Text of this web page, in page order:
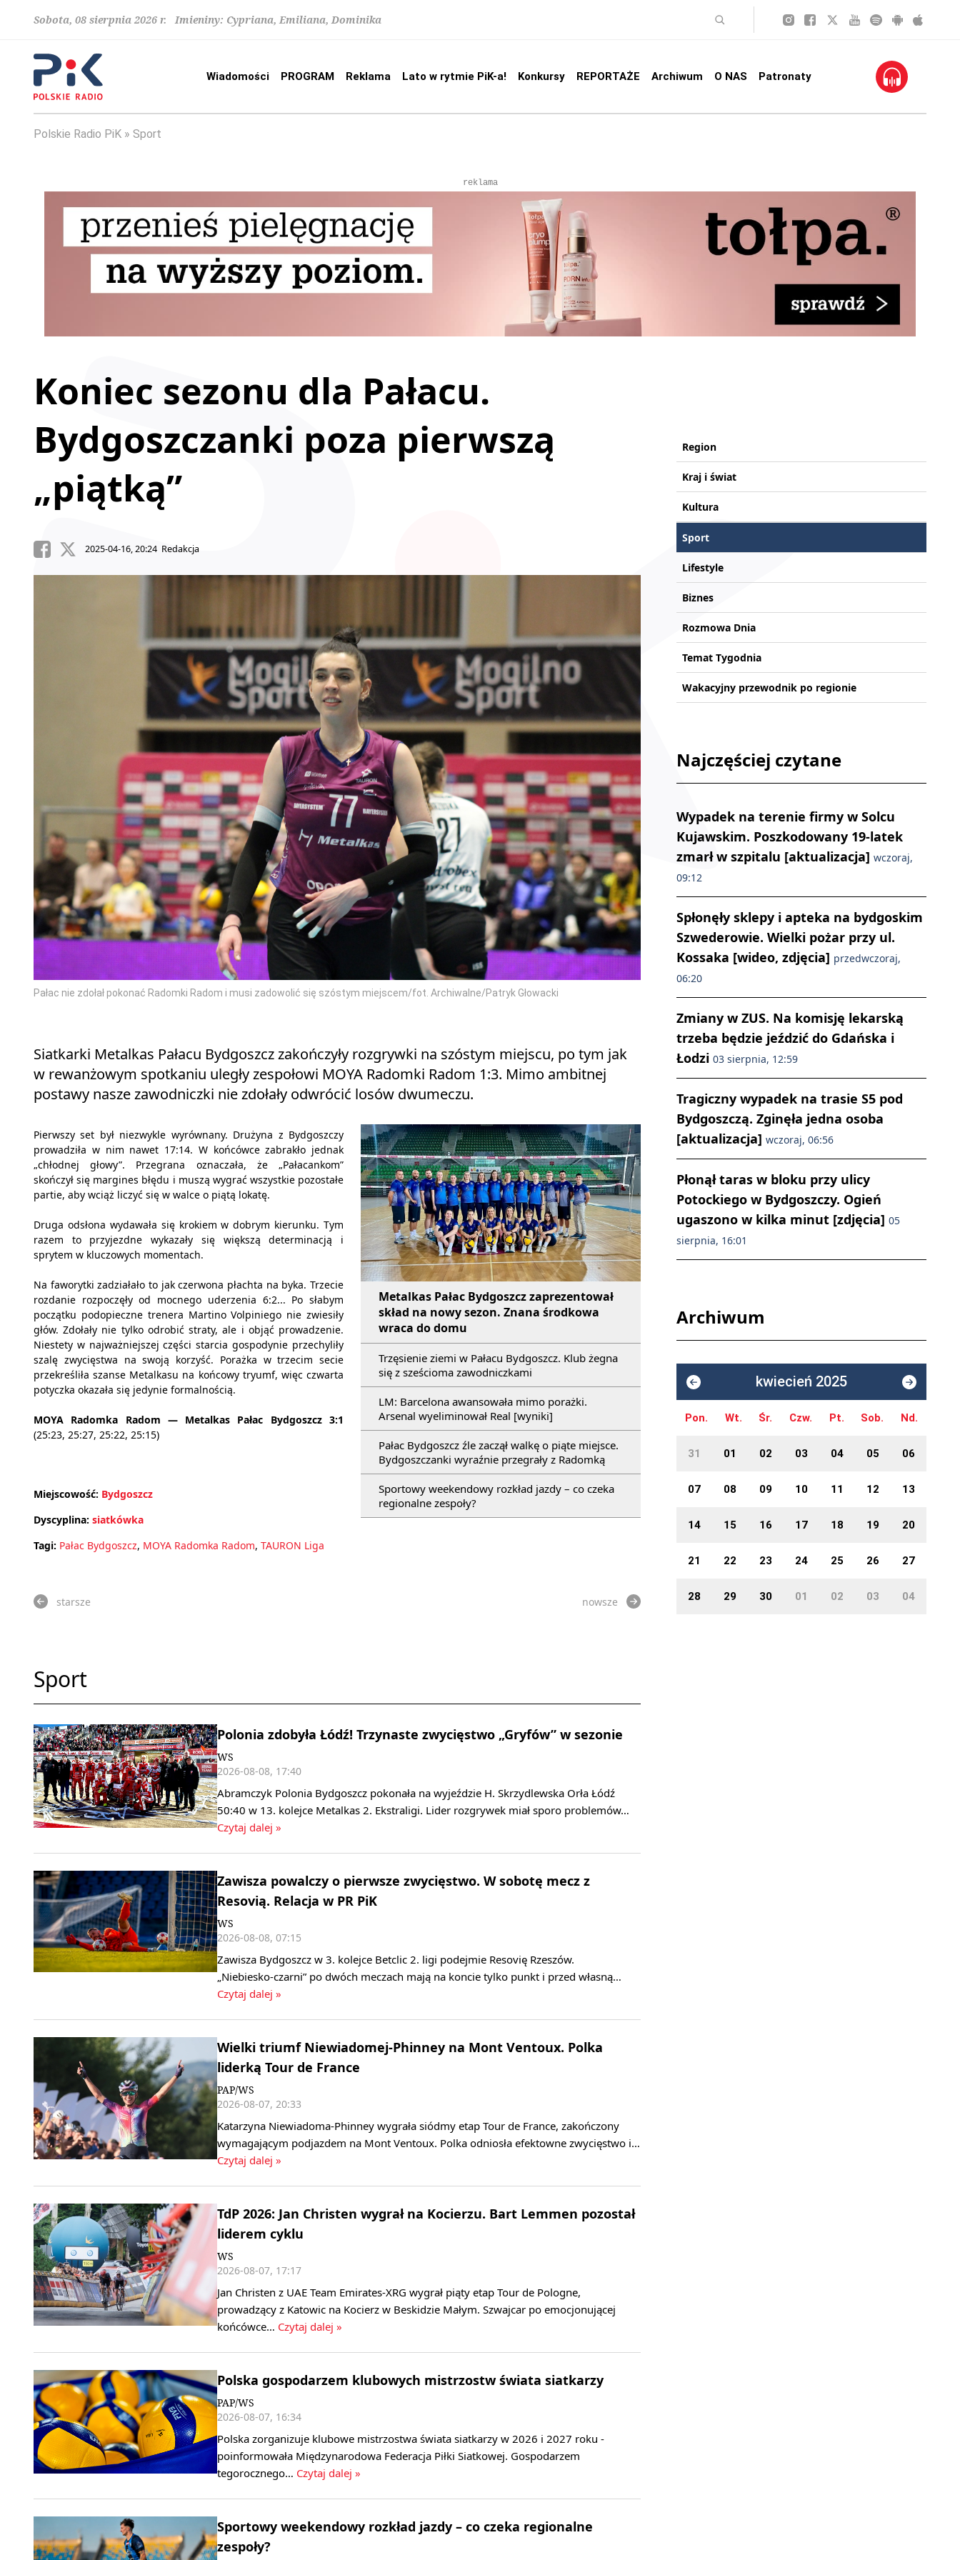
Sobota, 08 sierpnia 2026 r. Imieniny: Cypriana, Emiliana, Dominika
Wiadomości PROGRAM Reklama Lato w rytmie PiK-a! Konkursy REPORTAŻE Archiwum O NAS Patronaty
Polskie Radio PiK Sport
reklama
Koniec sezonu dla Pałacu.
Bydgoszczanki poza pierwszą
„piątką”
2025-04-16, 20:24 Redakcja
Pałac nie zdołał pokonać Radomki Radom i musi zadowolić się szóstym miejscem/fot. Archiwalne/Patryk Głowacki
Siatkarki Metalkas Pałacu Bydgoszcz zakończyły rozgrywki na szóstym miejscu, po tym jak
w rewanżowym spotkaniu uległy zespołowi MOYA Radomki Radom 1:3. Mimo ambitnej
postawy nasze zawodniczki nie zdołały odwrócić losów dwumeczu.
Metalkas Pałac Bydgoszcz zaprezentował
skład na nowy sezon. Znana środkowa
wraca do domu
Trzęsienie ziemi w Pałacu Bydgoszcz. Klub żegna
się z sześcioma zawodniczkami
LM: Barcelona awansowała mimo porażki.
Arsenal wyeliminował Real [wyniki]
Pałac Bydgoszcz źle zaczął walkę o piąte miejsce.
Bydgoszczanki wyraźnie przegrały z Radomką
Sportowy weekendowy rozkład jazdy – co czeka
regionalne zespoły?
Pierwszy set był niezwykle wyrównany. Drużyna z Bydgoszczy
prowadziła w nim nawet 17:14. W końcówce zabrakło jednak
„chłodnej głowy”. Przegrana oznaczała, że „Pałacankom”
skończył się margines błędu i muszą wygrać wszystkie pozostałe
partie, aby wciąż liczyć się w walce o piątą lokatę.
Druga odsłona wydawała się krokiem w dobrym kierunku. Tym
razem to przyjezdne wykazały się większą determinacją i
sprytem w kluczowych momentach.
Na faworytki zadziałało to jak czerwona płachta na byka. Trzecie
rozdanie rozpoczęły od mocnego uderzenia 6:2... Po słabym
początku podopieczne trenera Martino Volpiniego nie zwiesiły
głów. Zdołały nie tylko odrobić straty, ale i objąć prowadzenie.
Niestety w najważniejszej części starcia gospodynie przechyliły
szalę zwycięstwa na swoją korzyść. Porażka w trzecim secie
przekreśliła szanse Metalkasu na końcowy tryumf, więc czwarta
potyczka okazała się jedynie formalnością.
MOYA Radomka Radom — Metalkas Pałac Bydgoszcz 3:1
(25:23, 25:27, 25:22, 25:15)
Miejscowość: Bydgoszcz
Dyscyplina: siatkówka
Tagi: Pałac Bydgoszcz, MOYA Radomka Radom, TAURON Liga
starsze nowsze
Sport
Polonia zdobyła Łódź! Trzynaste zwycięstwo „Gryfów” w sezonie
WS
2026-08-08, 17:40
Abramczyk Polonia Bydgoszcz pokonała na wyjeździe H. Skrzydlewska Orła Łódź
50:40 w 13. kolejce Metalkas 2. Ekstraligi. Lider rozgrywek miał sporo problemów…
Czytaj dalej »
Zawisza powalczy o pierwsze zwycięstwo. W sobotę mecz z
Resovią. Relacja w PR PiK
WS
2026-08-08, 07:15
Zawisza Bydgoszcz w 3. kolejce Betclic 2. ligi podejmie Resovię Rzeszów.
„Niebiesko‑czarni” po dwóch meczach mają na koncie tylko punkt i przed własną…
Czytaj dalej »
Wielki triumf Niewiadomej-Phinney na Mont Ventoux. Polka
liderką Tour de France
PAP/WS
2026-08-07, 20:33
Katarzyna Niewiadoma-Phinney wygrała siódmy etap Tour de France, zakończony
wymagającym podjazdem na Mont Ventoux. Polka odniosła efektowne zwycięstwo i…
Czytaj dalej »
TdP 2026: Jan Christen wygrał na Kocierzu. Bart Lemmen pozostał
liderem cyklu
WS
2026-08-07, 17:17
Jan Christen z UAE Team Emirates-XRG wygrał piąty etap Tour de Pologne,
prowadzący z Katowic na Kocierz w Beskidzie Małym. Szwajcar po emocjonującej
końcówce… Czytaj dalej »
Polska gospodarzem klubowych mistrzostw świata siatkarzy
PAP/WS
2026-08-07, 16:34
Polska zorganizuje klubowe mistrzostwa świata siatkarzy w 2026 i 2027 roku -
poinformowała Międzynarodowa Federacja Piłki Siatkowej. Gospodarzem
tegorocznego… Czytaj dalej »
Sportowy weekendowy rozkład jazdy – co czeka regionalne
zespoły?
Region
Kraj i świat
Kultura
Sport
Lifestyle
Biznes
Rozmowa Dnia
Temat Tygodnia
Wakacyjny przewodnik po regionie
Najczęściej czytane
Wypadek na terenie firmy w Solcu
Kujawskim. Poszkodowany 19-latek
zmarł w szpitalu [aktualizacja] wczoraj,
09:12
Spłonęły sklepy i apteka na bydgoskim
Szwederowie. Wielki pożar przy ul.
Kossaka [wideo, zdjęcia] przedwczoraj,
06:20
Zmiany w ZUS. Na komisję lekarską
trzeba będzie jeździć do Gdańska i
Łodzi 03 sierpnia, 12:59
Tragiczny wypadek na trasie S5 pod
Bydgoszczą. Zginęła jedna osoba
[aktualizacja] wczoraj, 06:56
Płonął taras w bloku przy ulicy
Potockiego w Bydgoszczy. Ogień
ugaszono w kilka minut [zdjęcia] 05
sierpnia, 16:01
Archiwum
kwiecień 2025
Pon. Wt. Śr. Czw. Pt. Sob. Nd.
31 01 02 03 04 05 06
07 08 09 10 11 12 13
14 15 16 17 18 19 20
21 22 23 24 25 26 27
28 29 30 01 02 03 04